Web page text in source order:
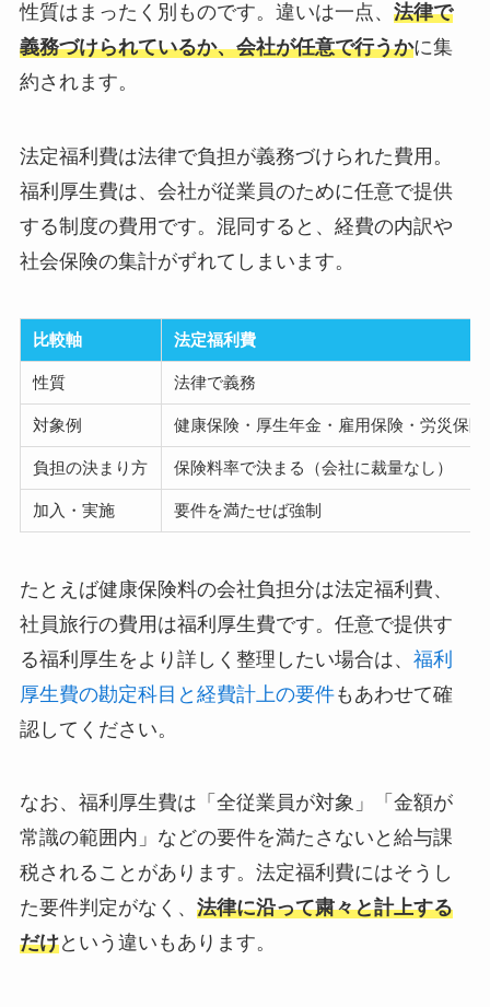
性質はまったく別ものです。違いは一点、 法律で
義務づけられているか、会社が任意で行うかに集
約されます。
法定福利費は法律で負担が義務づけられた費用。
福利厚生費は、会社が従業員のために任意で提供
する制度の費用です。混同すると、経費の内訳や
社会保険の集計がずれてしまいます。
比較軸 法定福利費
性質 法律で義務
対象例 健康保険・厚生年金・雇用保険・労災保
負担の決まり方 保険料率で決まる（会社に裁量なし）
加入・実施 要件を満たせば強制
たとえば健康保険料の会社負担分は法定福利費、
社員旅行の費用は福利厚生費です。任意で提供す
る福利厚生をより詳しく整理したい場合は、 福利
厚生費の勘定科目と経費計上の要件もあわせて確
認してください。
なお、福利厚生費は「全従業員が対象」「金額が
常識の範囲内」などの要件を満たさないと給与課
税されることがあります。法定福利費にはそうし
た要件判定がなく、 法律に沿って粛々と計上する
だけという違いもあります。